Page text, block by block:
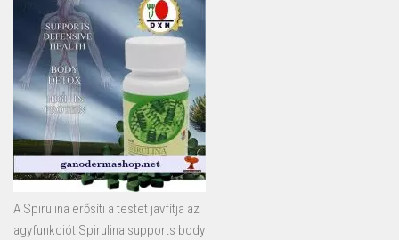
A Spirulina erősíti a testet javfítja az
agyfunkciót Spirulina supports body